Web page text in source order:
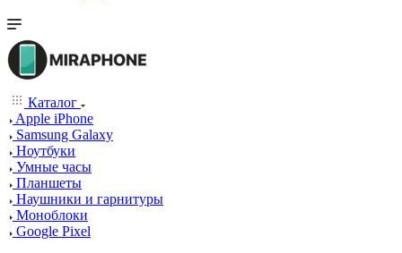
Каталог
Apple iPhone
Samsung Galaxy
Ноутбуки
Умные часы
Планшеты
Наушники и гарнитуры
Моноблоки
Google Pixel